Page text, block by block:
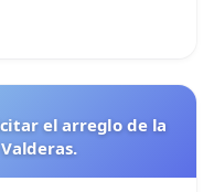
el arreglo de la